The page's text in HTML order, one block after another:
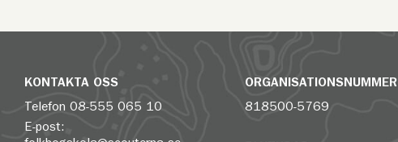
KONTAKTA OSS
Telefon 08-555 065 10
E-post:
ORGANISATIONSNUMMER
818500-5769